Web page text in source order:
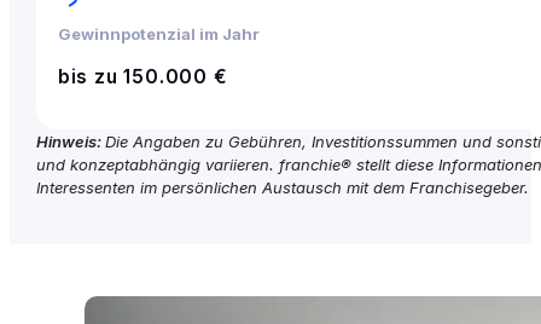
Gewinnpotenzial im Jahr
bis zu 150.000 €
Hinweis:Die Angaben zu Gebühren, Investitionssummen und
und konzeptabhängig variieren. franchie® stellt diese
Interessenten im persönlichen Austausch mit dem Franchisegeber.